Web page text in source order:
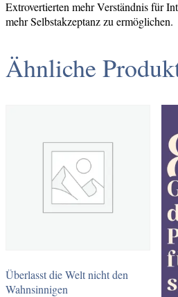
Extrovertierten mehr Verständnis für
mehr Selbstakzeptanz zu ermöglichen.
Ähnliche
Überlasst die Welt nicht den
Wahnsinnigen